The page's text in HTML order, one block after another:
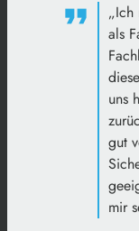
„Ich
als
uns
gut
mir